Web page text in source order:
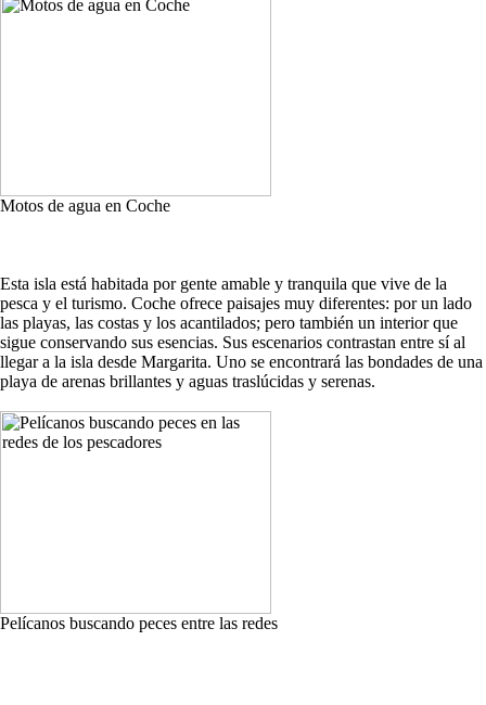
Motos de agua en Coche
Esta isla está habitada por gente amable y tranquila que vive de la
pesca y el turismo. Coche ofrece paisajes muy diferentes: por un lado
las playas, las costas y los acantilados; pero también un interior que
sigue conservando sus esencias. Sus escenarios contrastan entre sí al
llegar a la isla desde Margarita. Uno se encontrará las bondades de una
playa de arenas brillantes y aguas traslúcidas y serenas.
Pelícanos buscando peces entre las redes